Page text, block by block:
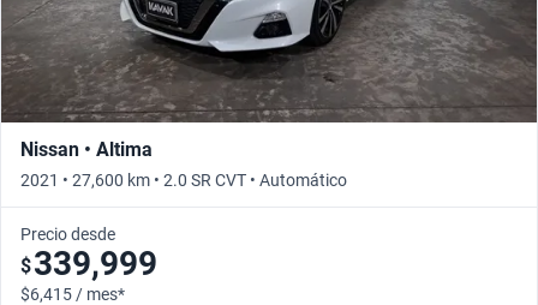
Nissan • Altima
2021 • 27,600 km • 2.0 SR CVT • Automático
Precio desde
$339,999
$6,415 / mes*